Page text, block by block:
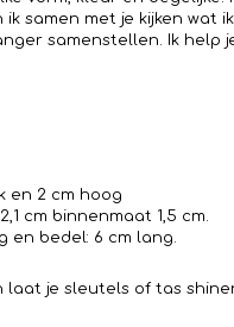
samen met je kijken wat
samenstellen. Ik help
en 2 cm hoog
cm binnenmaat 1,5 cm.
bedel: 6 cm lang.
je sleutels of tas